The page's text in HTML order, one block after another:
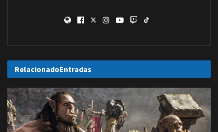
RelacionadoEntradas